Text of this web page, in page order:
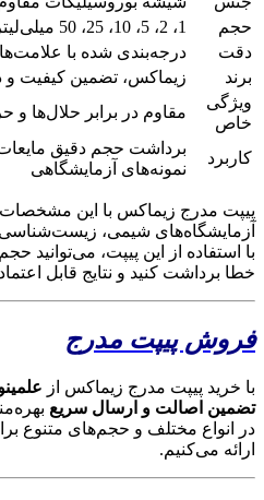
حجم
1، 2، 5، 10، 25، 50 میلی‌لیتر
دقت
درجه‌بندی شده با علامت‌های واضح
برند
زیماکس، تضمین کیفیت و
ویژگی
خاص
مقاوم در برابر حلال‌ها
کاربرد
برداشت حجم دقیق
نمونه‌های آزمایشگاهی
پیپت مدرج زیماکس با این مشخصات،
آزمایشگاه‌های شیمی،
با استفاده از این پیپت، می‌توانید
خطا برداشت کنید و نتایج قابل
فروش پیپت مدرج
با خرید پیپت مدرج زیماکس از
تضمین اصالت و ارسال سریع
در انواع مختلف و حجم‌های متنوع
ارائه می‌کنیم.